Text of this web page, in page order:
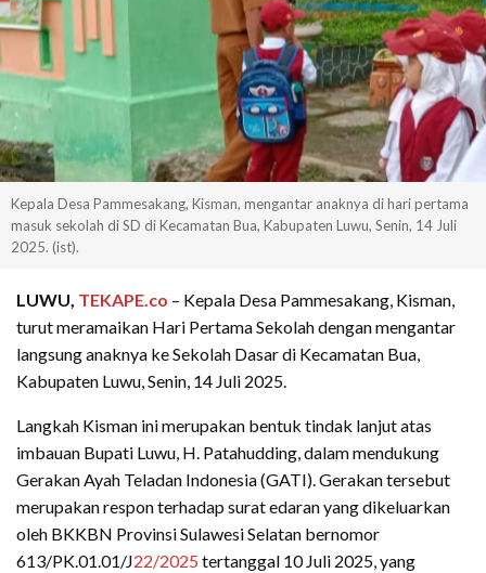
Kepala Desa Pammesakang, Kisman, mengantar anaknya di hari pertama
masuk sekolah di SD di Kecamatan Bua, Kabupaten Luwu, Senin, 14 Juli
2025. (ist).
LUWU, TEKAPE.co – Kepala Desa Pammesakang, Kisman,
turut meramaikan Hari Pertama Sekolah dengan mengantar
langsung anaknya ke Sekolah Dasar di Kecamatan Bua,
Kabupaten Luwu, Senin, 14 Juli 2025.
Langkah Kisman ini merupakan bentuk tindak lanjut atas
imbauan Bupati Luwu, H. Patahudding, dalam mendukung
Gerakan Ayah Teladan Indonesia (GATI). Gerakan tersebut
merupakan respon terhadap surat edaran yang dikeluarkan
oleh BKKBN Provinsi Sulawesi Selatan bernomor
613/PK.01.01/J22/2025 tertanggal 10 Juli 2025, yang